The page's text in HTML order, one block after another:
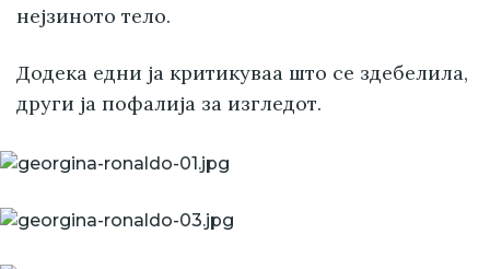
нејзиното тело.
Додека едни ја критикуваа што се здебелила,
други ја пофалија за изгледот.